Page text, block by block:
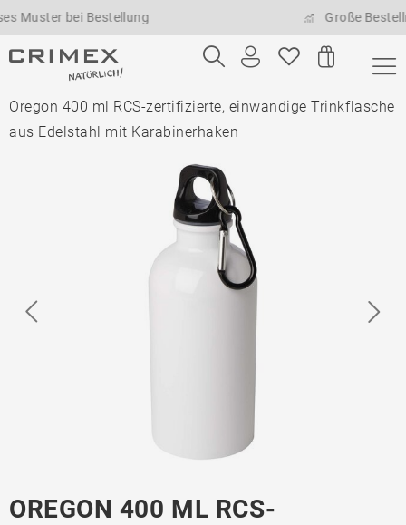
bei Bestellung Große
Oregon 400 ml RCS-zertifizierte, einwandige Trinkflasche
aus Edelstahl mit Karabinerhaken
OREGON 400 ML RCS-